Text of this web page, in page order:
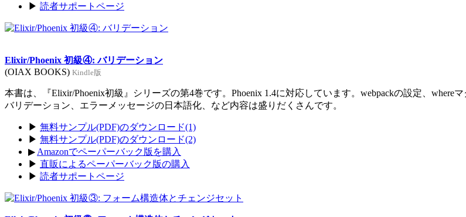
▶ 読者サポートページ
Elixir/Phoenix 初級④: バリデーション
(OIAX BOOKS) Kindle版
本書は、『Elixir/Phoenix初級』シリーズの第4巻です。Phoenix 1.4に対応しています。webpackの設定、where
バリデーション、エラーメッセージの日本語化、など内容は盛りだくさんです。
▶ 無料サンプル(PDF)のダウンロード(1)
▶ 無料サンプル(PDF)のダウンロード(2)
▶ Amazonでペーパーバック版を購入
▶ 直販によるペーパーバック版の購入
▶ 読者サポートページ